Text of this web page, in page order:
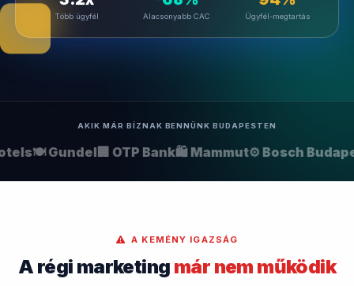
3.2x -68% 94%
AKIK MÁR BÍZNAK BENNÜNK BUDAPESTEN
🍽️ Gundel🏢 OTP Bank🛍️ Mammut⚙️ Bosch
A KEMÉNY IGAZSÁG
A régi marketing már nem működik